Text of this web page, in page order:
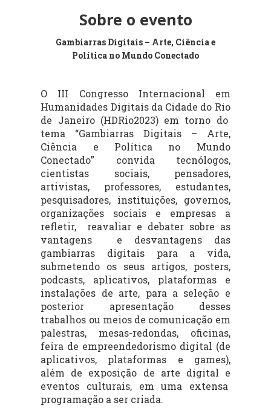
Sobre o evento
Gambiarras Digitais – Arte, Ciência e
Política no Mundo Conectado
O III Congresso Internacional em
Humanidades Digitais da Cidade do Rio
de Janeiro (HDRio2023) em torno do
tema “Gambiarras Digitais – Arte,
Ciência e Política no Mundo
Conectado” convida tecnólogos,
cientistas sociais, pensadores,
artivistas, professores, estudantes,
pesquisadores, instituições, governos,
organizações sociais e empresas a
refletir, reavaliar e debater sobre as
vantagens e desvantagens das
gambiarras digitais para a vida,
submetendo os seus artigos, posters,
podcasts, aplicativos, plataformas e
instalações de arte, para a seleção e
posterior apresentação desses
trabalhos ou meios de comunicação em
palestras, mesas-redondas, oficinas,
feira de empreendedorismo digital (de
aplicativos, plataformas e games),
além de exposição de arte digital e
eventos culturais, em uma extensa
programação a ser criada.